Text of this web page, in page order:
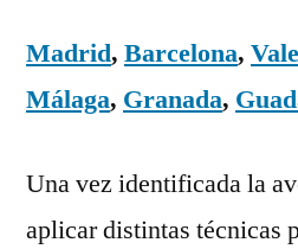
Madrid, Barcelona,
Málaga, Granada,
Una vez identificada la
aplicar distintas técnicas